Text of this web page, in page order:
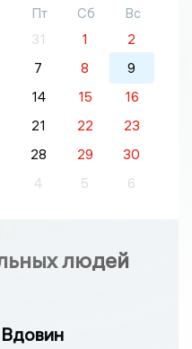
Пт Сб
Вс
31 1
2
7 8
9
14 15
16
21 22
23
28 29
30
4 5 6
людей